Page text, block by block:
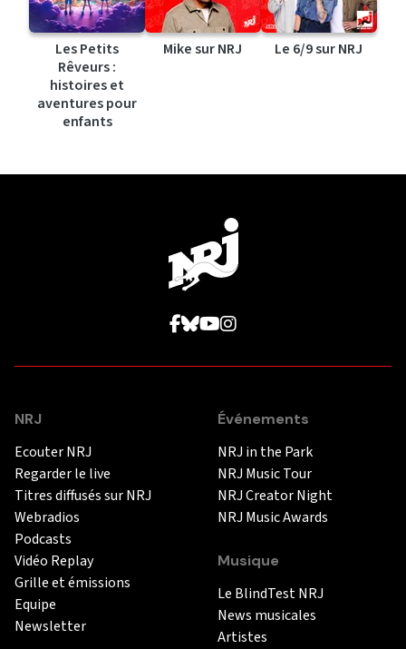
Les Petits
Rêveurs :
histoires et
aventures pour
enfants
Mike sur NRJ Le 6/9 sur NRJ
NRJ
Ecouter NRJ
Regarder le live
Titres diffusés sur NRJ
Webradios
Podcasts
Vidéo Replay
Grille et émissions
Equipe
Newsletter
Événements
NRJ in the Park
NRJ Music Tour
NRJ Creator Night
NRJ Music Awards
Musique
Le BlindTest NRJ
News musicales
Artistes